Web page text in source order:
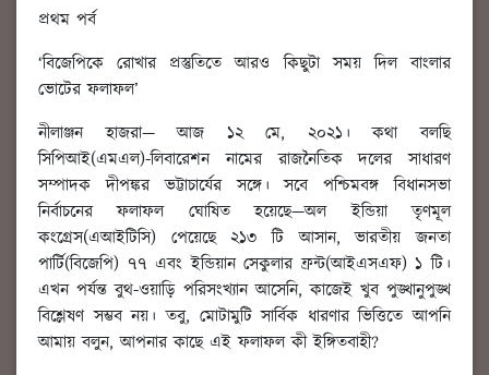
প্রথম পর্ব
‘বিজেপিকে রোখার প্রস্তুতিতে আরও কিছুটা সময় দিল বাংলার
ভোটের ফলাফল’
নীলাঞ্জন হাজরা— আজ ১২ মে, ২০২১। কথা বলছি
সিপিআই(এমএল)-লিবারেশন নামের রাজনৈতিক দলের সাধারণ
সম্পাদক দীপঙ্কর ভট্টাচার্যের সঙ্গে। সবে পশ্চিমবঙ্গ বিধানসভা
নির্বাচনের ফলাফল ঘোষিত হয়েছে—অল ইন্ডিয়া তৃণমূল
কংগ্রেস(এআইটিসি) পেয়েছে ২১৩ টি আসান, ভারতীয় জনতা
পার্টি(বিজেপি) ৭৭ এবং ইন্ডিয়ান সেকুলার ফ্রন্ট(আইএসএফ) ১ টি।
এখন পর্যন্ত বুথ-ওয়াড়ি পরিসংখ্যান আসেনি, কাজেই খুব পুঙ্খানুপুঙ্খ
বিশ্লেষণ সম্ভব নয়। তবু, মোটামুটি সার্বিক ধারণার ভিত্তিতে আপনি
আমায় বলুন, আপনার কাছে এই ফলাফল কী ইঙ্গিতবাহী?